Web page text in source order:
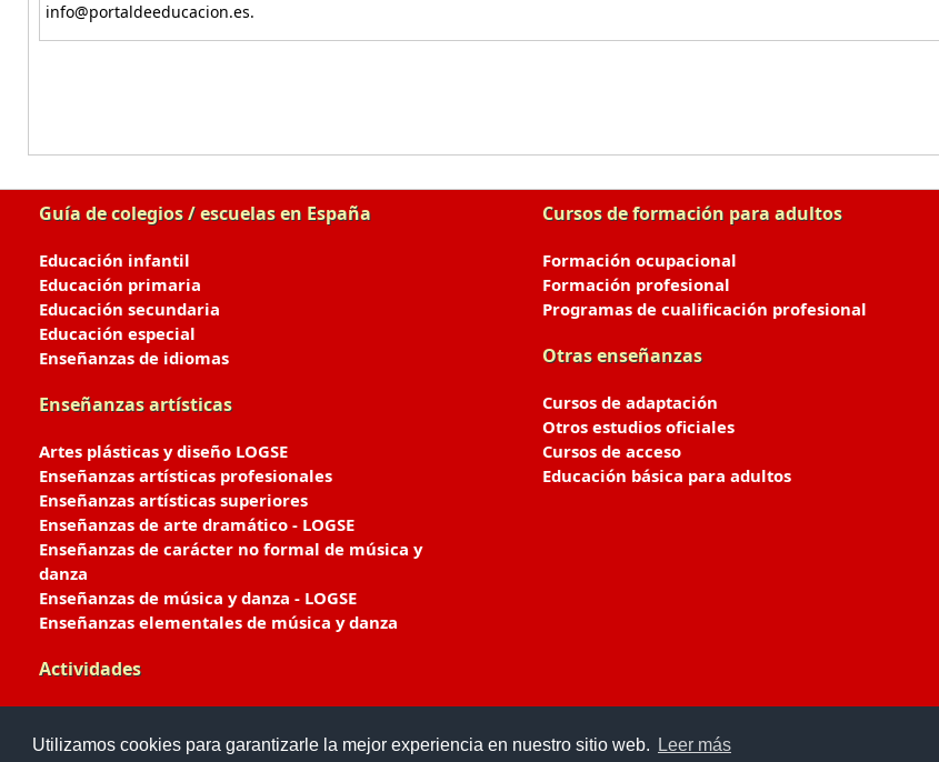
Utilizamos cookies para garantizarle la mejor experiencia en nuestro sitio web. Leer más
info@portaldeeducacion.es.
Guía de colegios / escuelas en España
Educación infantil
Educación primaria
Educación secundaria
Educación especial
Enseñanzas de idiomas
Enseñanzas artísticas
Artes plásticas y diseño LOGSE
Enseñanzas artísticas profesionales
Enseñanzas artísticas superiores
Enseñanzas de arte dramático - LOGSE
Enseñanzas de carácter no formal de música y
danza
Enseñanzas de música y danza - LOGSE
Enseñanzas elementales de música y danza
Actividades
Cursos de formación para adultos
Formación ocupacional
Formación profesional
Programas de cualificación profesional
Otras enseñanzas
Cursos de adaptación
Otros estudios oficiales
Cursos de acceso
Educación básica para adultos